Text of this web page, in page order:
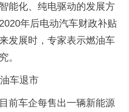
能化、纯电驱动的发展方
年后电动汽车财政补贴
发展时，专家表示燃油车
。
前车企每售出一辆新能源